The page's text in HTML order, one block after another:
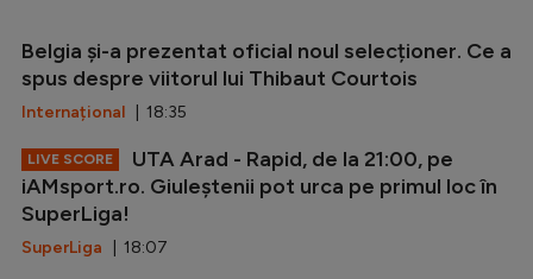
Belgia și-a prezentat oficial noul selecționer. Ce a
spus despre viitorul lui Thibaut Courtois
Internațional | 18:35
LIVE SCORE
UTA Arad - Rapid, de la 21:00, pe
iAMsport.ro. Giuleștenii pot urca pe primul loc în
SuperLiga!
SuperLiga | 18:07